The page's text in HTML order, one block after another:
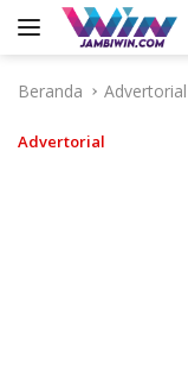
Langsung
Beranda
Advertorial
Advertorial